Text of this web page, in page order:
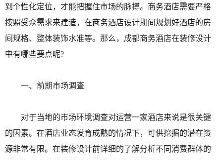
到个性化定位，才能把握住市场的脉搏。商务酒店需要严格
按照受众需求来建造，在商务酒店设计期间规划好酒店的房
间规格、整体装饰水准等。那么，成都商务酒店在装修设计
中有哪些要点呢?
一、前期市场调查
对于当地的市场环境调查对运营一家酒店来说是很关键
的因素。在酒店业态发育成熟的情况下，可供挖掘的潜在资
源非常有限。在装修设计前详细的了解分析不同消费群体的